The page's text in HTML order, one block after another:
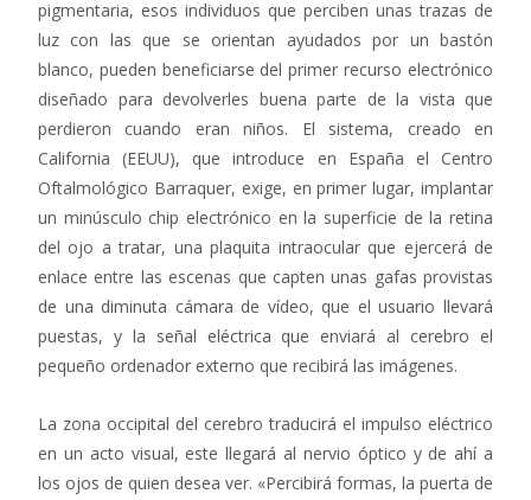
pigmentaria, esos individuos que perciben unas trazas de
luz con las que se orientan ayudados por un bastón
blanco, pueden beneficiarse del primer recurso electrónico
diseñado para devolverles buena parte de la vista que
perdieron cuando eran niños. El sistema, creado en
California (EEUU), que introduce en España el Centro
Oftalmológico Barraquer, exige, en primer lugar, implantar
un minúsculo chip electrónico en la superficie de la retina
del ojo a tratar, una plaquita intraocular que ejercerá de
enlace entre las escenas que capten unas gafas provistas
de una diminuta cámara de vídeo, que el usuario llevará
puestas, y la señal eléctrica que enviará al cerebro el
pequeño ordenador externo que recibirá las imágenes.
La zona occipital del cerebro traducirá el impulso eléctrico
en un acto visual, este llegará al nervio óptico y de ahí a
los ojos de quien desea ver. «Percibirá formas, la puerta de